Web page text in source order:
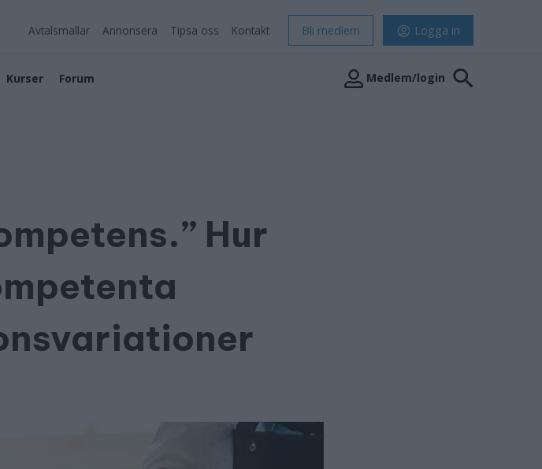
Avtalsmallar Annonsera Tipsa oss Kontakt Bli medlem Logga in
Kurser Forum Medlem/login
Hur